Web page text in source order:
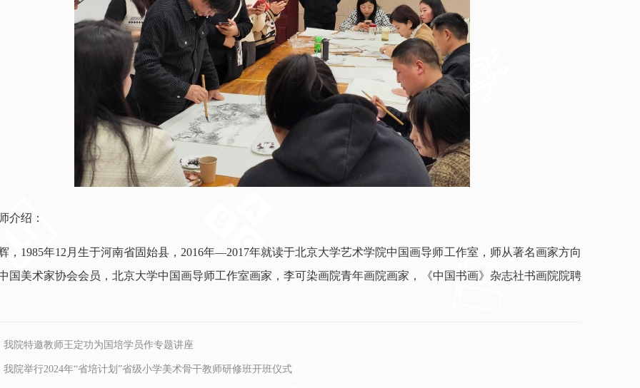
介绍：
，1985年12月生于河南省固始县，2016年—2017年就读于北京大学艺术学院中国画导师工作室，师从著名画家方向
国美术家协会会员，北京大学中国画导师工作室画家，李可染画院青年画院画家，《中国书画》杂志社书画院院聘
我院特邀教师王定功为国培学员作专题讲座
我院举行2024年“省培计划”省级小学美术骨干教师研修班开班仪式